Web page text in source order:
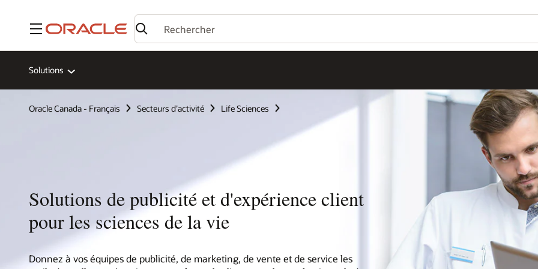
Menu
Solutions
Oracle Canada - Français Secteurs d’activité Life Sciences
Solutions de publicité et d'expérience client
pour les sciences de la vie
Donnez à vos équipes de publicité, de marketing, de vente et de service les